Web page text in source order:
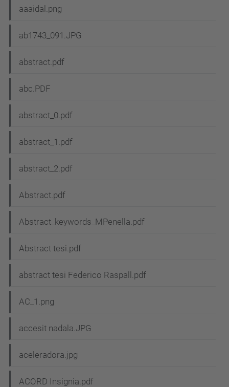
aaaidal.png
ab1743_091.JPG
abstract.pdf
abc.PDF
abstract_0.pdf
abstract_1.pdf
abstract_2.pdf
Abstract.pdf
Abstract_keywords_MPenella.pdf
Abstract tesi.pdf
abstract tesi Federico Raspall.pdf
AC_1.png
accesit nadala.JPG
aceleradora.jpg
ACORD Insignia.pdf